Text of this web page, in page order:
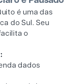
é uma das
do Sul. Seu
o
dados